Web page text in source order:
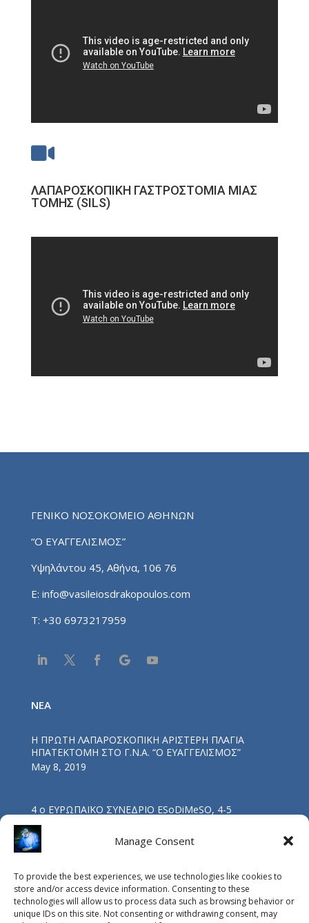
Manage Consent
To provide the best experiences, we use technologies like cookies to
store and/or access device information. Consenting to these
technologies will allow us to process data such as browsing behavior or
unique IDs on this site. Not consenting or withdrawing consent, may

ΛΑΠΑΡΟΣΚΟΠΙΚΗ ΓΑΣΤΡΟΣΤΟΜΙΑ ΜΙΑΣ
ΤΟΜΗΣ (SILS)
ΓΕΝΙΚΟ ΝΟΣΟΚΟΜΕΙΟ ΑΘΗΝΩΝ
“Ο ΕΥΑΓΓΕΛΙΣΜΟΣ”
Υψηλάντου 45, Αθήνα, 106 76
E: info@vasileiosdrakopoulos.com
T: +30 6973217959
NEA
Η ΠΡΩΤΗ ΛΑΠΑΡΟΣΚΟΠΙΚΗ ΑΡΙΣΤΕΡΗ ΠΛΑΓΙΑ
ΗΠΑΤΕΚΤΟΜΗ ΣΤΟ Γ.Ν.Α. “Ο ΕΥΑΓΓΕΛΙΣΜΟΣ”
May 8, 2019
4 ο ΕΥΡΩΠΑΪΚΟ ΣΥΝΕΔΡΙΟ ESoDiMeSO, 4-5
ΝΟΕΜΒΡΙΟΥ 2017, ΑΘΗΝΑ
Nov 5, 2017
ΟΜΙΛΙΑ ΔΡΑ Β. ΔΡΑΚΟΠΟΥΛΟΥ: “ΒΑΡΙΑΤΡΙΚΗ
ΧΕΙΡΟΥΡΓΙΚΗ ΚΑΙ ΥΠΝΙΚΗ ΑΠΝΟΙΑ”
Oct 4, 2017